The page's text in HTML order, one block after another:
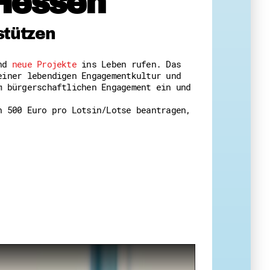
neue Projekteins Leben rufen. Das
lebendigen Engagementkultur und
Engagement ein und
500 Euro pro Lotsin/Lotse beantragen,